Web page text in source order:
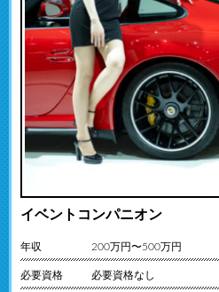
イベントコンパニオン
年収 200万円〜500万円
必要資格 必要資格なし